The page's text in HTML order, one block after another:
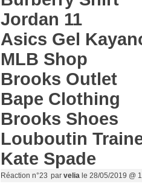
Jordan 11
Asics Gel
MLB Shop
Brooks Outlet
Bape Clothing
Brooks Shoes
Louboutin
Kate Spade
Réaction n°23 par velia le 28/05/2019 @